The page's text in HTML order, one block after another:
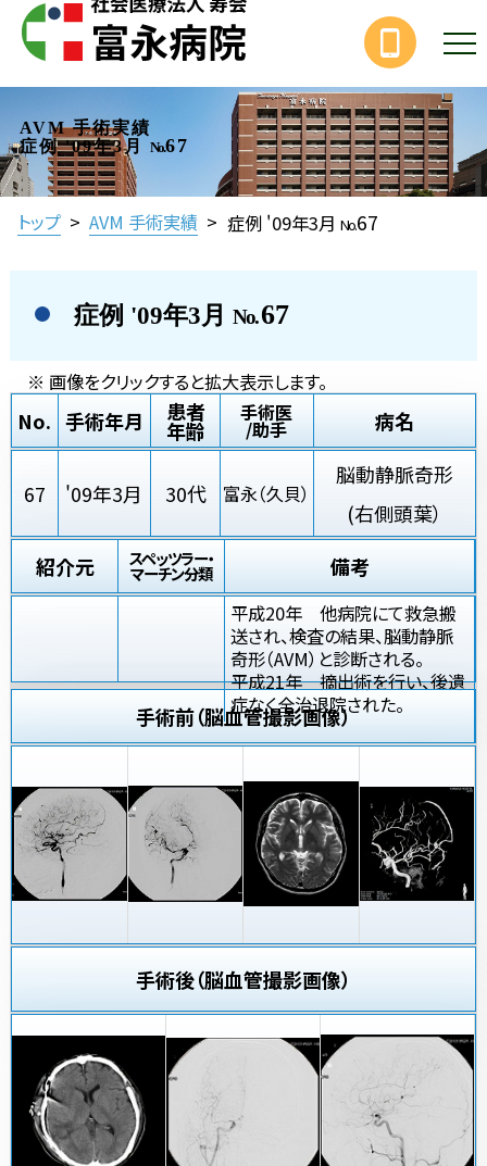
AVM 手術実績
症例 '09年3月
No.67
トップ > AVM 手術実績 > 症例 '09年3月 No.67
症例 '09年3月 No.67
※ 画像をクリックすると拡大表示します。
No. 手術年月 患者
年齢
手術医
/助手 病名
67 '09年3月 30代 富永（久貝）
脳動静脈奇形
(右側頭葉）
紹介元
スペッツラー・
マーチン分類 備考
平成20年 他病院にて救急搬
送され、検査の結果、脳動静脈
奇形（AVM）と診断される。
平成21年 摘出術を行い、後遺
症なく全治退院された。
手術前（脳血管撮影画像）
手術後（脳血管撮影画像）